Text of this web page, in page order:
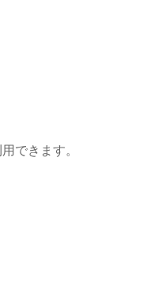
できます。